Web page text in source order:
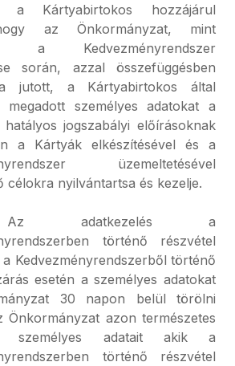
a Kártyabirtokos hozzájárul
az Önkormányzat, mint
a Kedvezményrendszer
során, azzal összefüggésben
jutott, a Kártyabirtokos által
megadott személyes adatokat a
hatályos jogszabályi előírásoknak
a Kártyák elkészítésével és a
üzemeltetésével
célokra nyilvántartsa és kezelje.
adatkezelés a
történő részvétel
a Kedvezményrendszerből történő
esetén a személyes adatokat
30 napon belül törölni
Önkormányzat azon természetes
személyes adatait akik a
történő részvétel